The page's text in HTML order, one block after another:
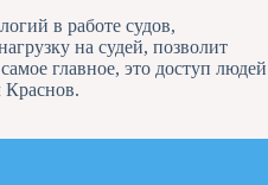
в работе судов,
на судей, позволит
главное, это доступ людей
Краснов.